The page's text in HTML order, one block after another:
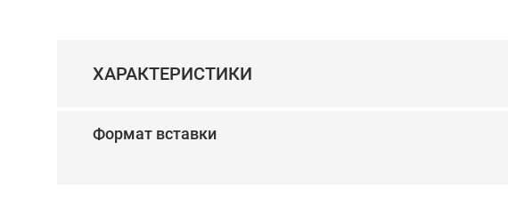
ХАРАКТЕРИСТИКИ
Формат вставки